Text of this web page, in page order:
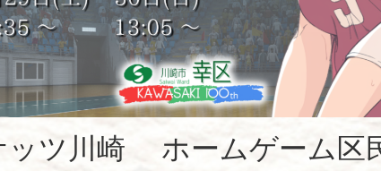
ッツ川崎 ホームゲーム区